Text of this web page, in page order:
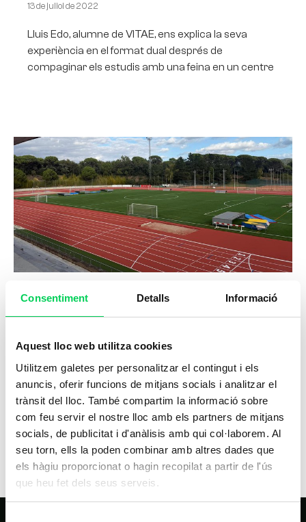
Consentiment Detalls Informació
Aquest lloc web utilitza cookies
Utilitzem galetes per personalitzar el contingut i els
anuncis, oferir funcions de mitjans socials i analitzar el
trànsit del lloc. També compartim la informació sobre
com feu servir el nostre lloc amb els partners de mitjans
socials, de publicitat i d'anàlisis amb qui col·laborem. Al
seu torn, ells la poden combinar amb altres dades que
els hàgiu proporcionat o hagin recopilat a partir de l'ús
que heu fet dels seus serveis.
13 de juliol de 2022
Lluis Edo, alumne de VITAE, ens explica la seva
experiència en el format dual després de
compaginar els estudis amb una feina en un centre
Cicles formatius d’Activitat Física i
Esport a Girona, un futur amb
2 de març de 2022
FP Esportiva a Girona: construieix el teu futur en
l’esport amb Vitae Escollir què estudiar és una de les
decisions més importants per a qualsevol